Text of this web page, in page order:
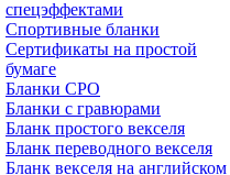
спецэффектами
Спортивные бланки
Cертификаты на простой
бумаге
Бланки СРО
Бланки с гравюрами
Бланк простого векселя
Бланк переводного векселя
Бланк векселя на английском